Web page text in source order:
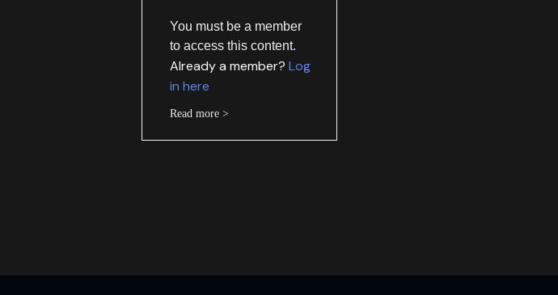
You must be a member
to access this content.
Already a member?Log
in here
Read more >